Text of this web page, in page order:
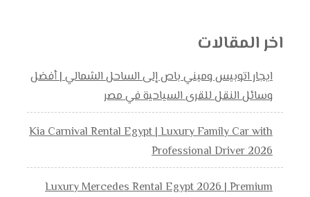
اخر المقالات
ايجار اتوبيس وميني باص إلى الساحل الشمالي | أفضل
وسائل النقل للقرى السياحية في مصر
Kia Carnival Rental Egypt | Luxury Family Car with
Professional Driver 2026
Luxury Mercedes Rental Egypt 2026 | Premium